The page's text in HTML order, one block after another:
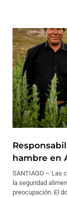
hambre en
SANTIAGO – Las
la seguridad
preocupación. El